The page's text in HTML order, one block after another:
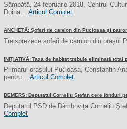
Sâmbătă, 24 februarie 2018, Centrul
Doina ... Articol Complet
ANCHETĂ: Şoferi de camion din Pucioasa şi
Treisprezece șoferi de camion din oraşul
INIŢIATIVĂ: Taxa de habitat trebuie eliminată total
Primarul oraşului Pucioasa, Constantin
pentru ...Articol Complet
DEMERS: Deputatul Corneliu Ştefan cere fonduri
Deputatul PSD de Dâmboviţa Corneliu
Complet